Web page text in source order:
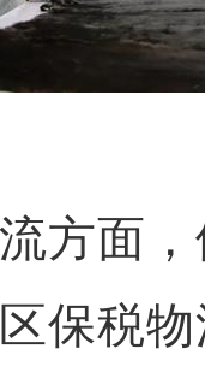
面，
保税